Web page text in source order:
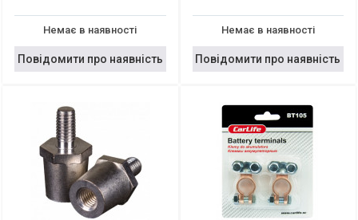
Немає в наявності
Повідомити про наявність
Немає в наявності
Повідомити про наявність